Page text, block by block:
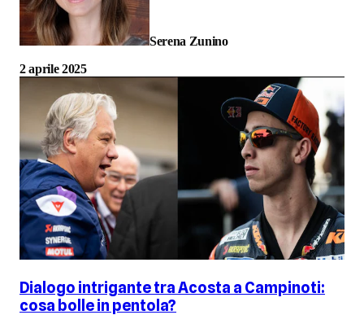
Serena Zunino
2 aprile 2025
Dialogo intrigante tra Acosta a Campinoti:
cosa bolle in pentola?